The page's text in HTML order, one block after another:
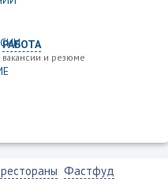
РАБОТА
вакансии и резюме
Фастфуд